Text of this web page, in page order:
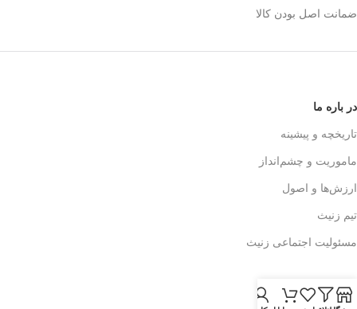
ضمانت اصل بودن کالا
در باره ما
تاریخچه و پیشینه
ماموریت و چشم‌انداز
ارزش‌ها و اصول
تیم زنیث
مسئولیت اجتماعی زنیث
تماس با ما